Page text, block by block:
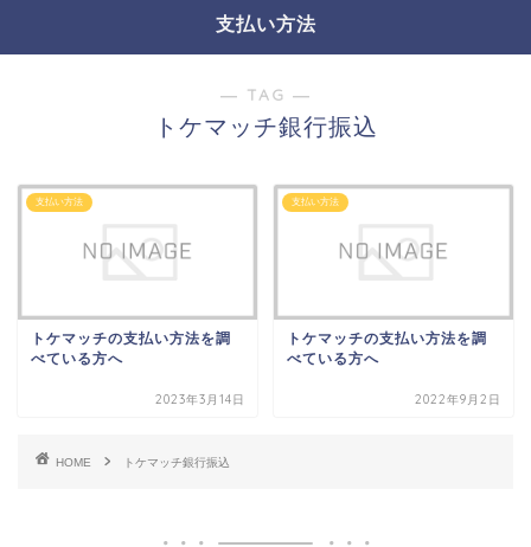
支払い方法
― TAG ―
トケマッチ銀行振込
支払い方法
トケマッチの支払い方法を調
べている方へ
2023年3月14日
支払い方法
トケマッチの支払い方法を調
べている方へ
2022年9月2日
HOME トケマッチ銀行振込